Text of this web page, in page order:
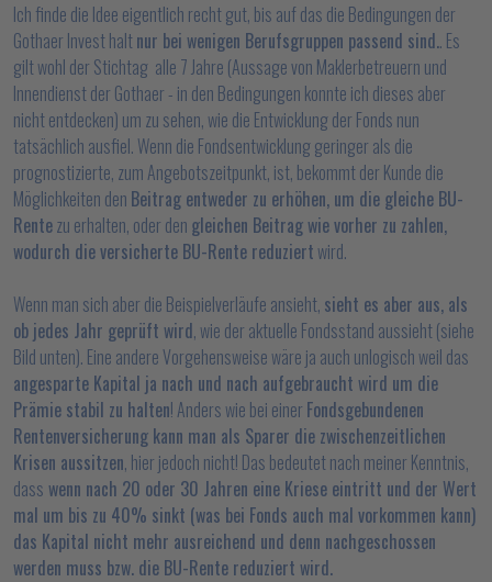
Ich finde die Idee eigentlich recht gut, bis auf das die Bedingungen der
Gothaer Invest haltnur bei wenigen Berufsgruppen passend sind.. Es
gilt wohl der Stichtag alle 7 Jahre (Aussage von Maklerbetreuern und
Innendienst der Gothaer - in den Bedingungen konnte ich dieses aber
nicht entdecken) um zu sehen, wie die Entwicklung der Fonds nun
tatsächlich ausfiel. Wenn die Fondsentwicklung geringer als die
prognostizierte, zum Angebotszeitpunkt, ist, bekommt der Kunde die
Möglichkeiten den Beitrag entweder zu erhöhen, um die gleiche BU-
Rentezu erhalten, oder den gleichen Beitrag wie vorher zu zahlen,
wodurch die versicherte BU-Rente reduziertwird.
Wenn man sich aber die Beispielverläufe ansieht, sieht es aber aus, als
ob jedes Jahr geprüft wird, wie der aktuelle Fondsstand aussieht (siehe
Bild unten). Eine andere Vorgehensweise wäre ja auch unlogisch weil das
angesparte Kapital ja nach und nach aufgebraucht wird um die
Prämie stabil zu halten! Anders wie bei einer Fondsgebundenen
Rentenversicherung kann man als Sparer die zwischenzeitlichen
Krisen aussitzen, hier jedoch nicht! Das bedeutet nach meiner Kenntnis,
dass wenn nach 20 oder 30 Jahren eine Kriese eintritt und der Wert
mal um bis zu 40% sinkt (was bei Fonds auch mal vorkommen kann)
das Kapital nicht mehr ausreichend und denn nachgeschossen
werden muss bzw. die BU-Rente reduziert wird.